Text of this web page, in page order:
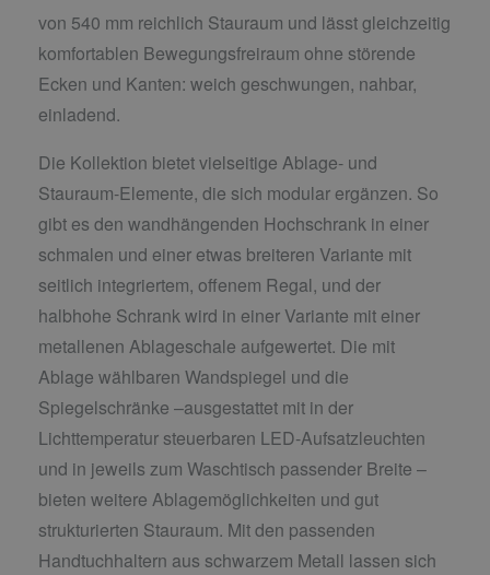
von 540 mm reichlich Stauraum und lässt gleichzeitig
komfortablen Bewegungsfreiraum ohne störende
Ecken und Kanten: weich geschwungen, nahbar,
einladend.
Die Kollektion bietet vielseitige Ablage- und
Stauraum-Elemente, die sich modular ergänzen. So
gibt es den wandhängenden Hochschrank in einer
schmalen und einer etwas breiteren Variante mit
seitlich integriertem, offenem Regal, und der
halbhohe Schrank wird in einer Variante mit einer
metallenen Ablageschale aufgewertet. Die mit
Ablage wählbaren Wandspiegel und die
Spiegelschränke –ausgestattet mit in der
Lichttemperatur steuerbaren LED-Aufsatzleuchten
und in jeweils zum Waschtisch passender Breite –
bieten weitere Ablagemöglichkeiten und gut
strukturierten Stauraum. Mit den passenden
Handtuchhaltern aus schwarzem Metall lassen sich